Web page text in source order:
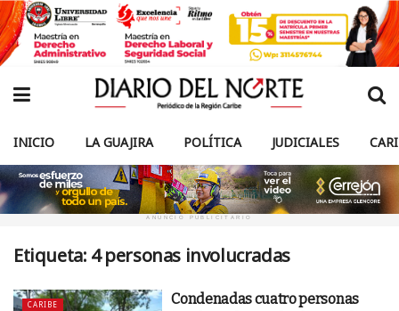
INICIO LA GUAJIRA POLÍTICA JUDICIALES
ANUNCIO PUBLICITARIO
Etiqueta: 4 personas involucradas
CARIBE
Condenadas cuatro personas